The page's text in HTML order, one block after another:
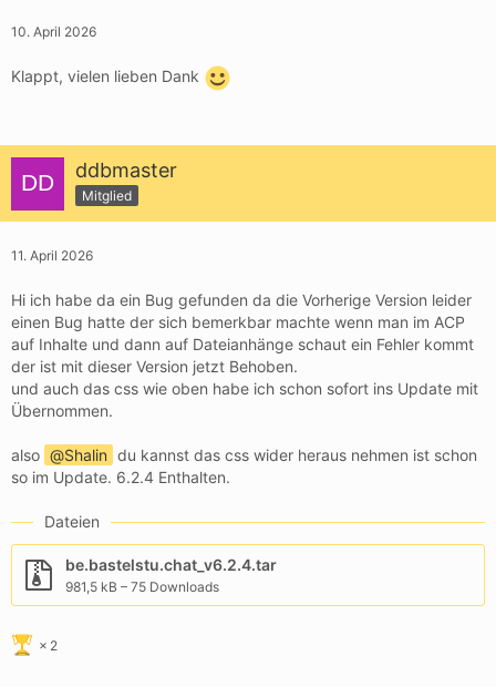
10. April 2026
Klappt, vielen lieben Dank
ddbmaster
Mitglied
11. April 2026
Hi ich habe da ein Bug gefunden da die Vorherige Version leider
einen Bug hatte der sich bemerkbar machte wenn man im ACP
auf Inhalte und dann auf Dateianhänge schaut ein Fehler kommt
der ist mit dieser Version jetzt Behoben.
und auch das css wie oben habe ich schon sofort ins Update mit
Übernommen.
also Shalin du kannst das css wider heraus nehmen ist schon
so im Update. 6.2.4 Enthalten.
Dateien
be.bastelstu.chat_v6.2.4.tar
981,5 kB – 75 Downloads
2